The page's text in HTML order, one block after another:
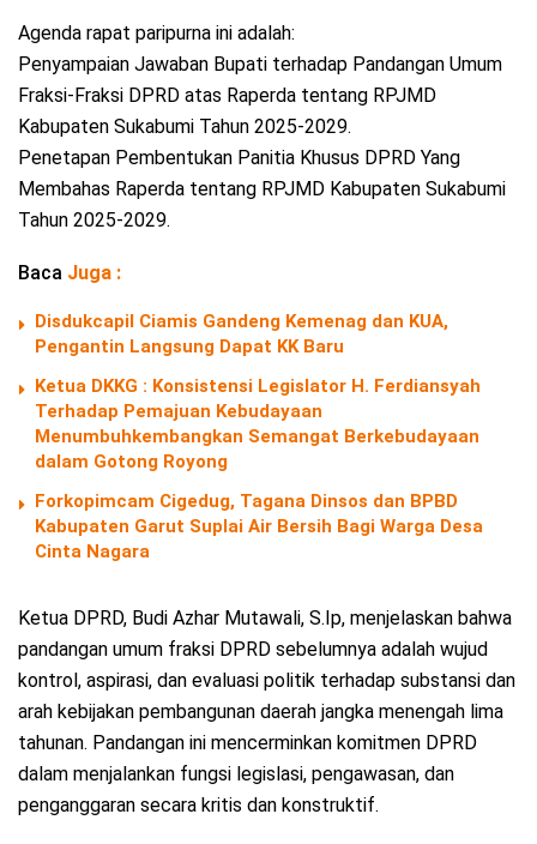
Agenda rapat paripurna ini adalah:
Penyampaian Jawaban Bupati terhadap Pandangan Umum
Fraksi-Fraksi DPRD atas Raperda tentang RPJMD
Kabupaten Sukabumi Tahun 2025-2029.
Penetapan Pembentukan Panitia Khusus DPRD Yang
Membahas Raperda tentang RPJMD Kabupaten Sukabumi
Tahun 2025-2029.
Baca Juga :
Disdukcapil Ciamis Gandeng Kemenag dan KUA,
Pengantin Langsung Dapat KK Baru
Ketua DKKG : Konsistensi Legislator H. Ferdiansyah
Terhadap Pemajuan Kebudayaan
Menumbuhkembangkan Semangat Berkebudayaan
dalam Gotong Royong
Forkopimcam Cigedug, Tagana Dinsos dan BPBD
Kabupaten Garut Suplai Air Bersih Bagi Warga Desa
Cinta Nagara
Ketua DPRD, Budi Azhar Mutawali, S.Ip, menjelaskan bahwa
pandangan umum fraksi DPRD sebelumnya adalah wujud
kontrol, aspirasi, dan evaluasi politik terhadap substansi dan
arah kebijakan pembangunan daerah jangka menengah lima
tahunan. Pandangan ini mencerminkan komitmen DPRD
dalam menjalankan fungsi legislasi, pengawasan, dan
penganggaran secara kritis dan konstruktif.